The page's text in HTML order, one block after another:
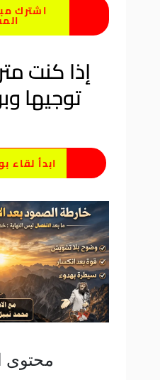
اشترك
إذا كنت
توجيها
ابدأ لقاء
محتوى